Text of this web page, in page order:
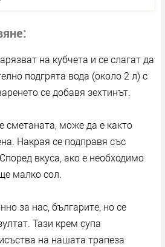
на кубчета и се слагат да
подгрята вода (около 2 л) с
се добавя зехтинът.
сметаната, може да е както
Накрая се подправя със
вкуса, ако е необходимо
малко сол.
за нас, българите, но се
Тази крем супа
на нашата трапеза